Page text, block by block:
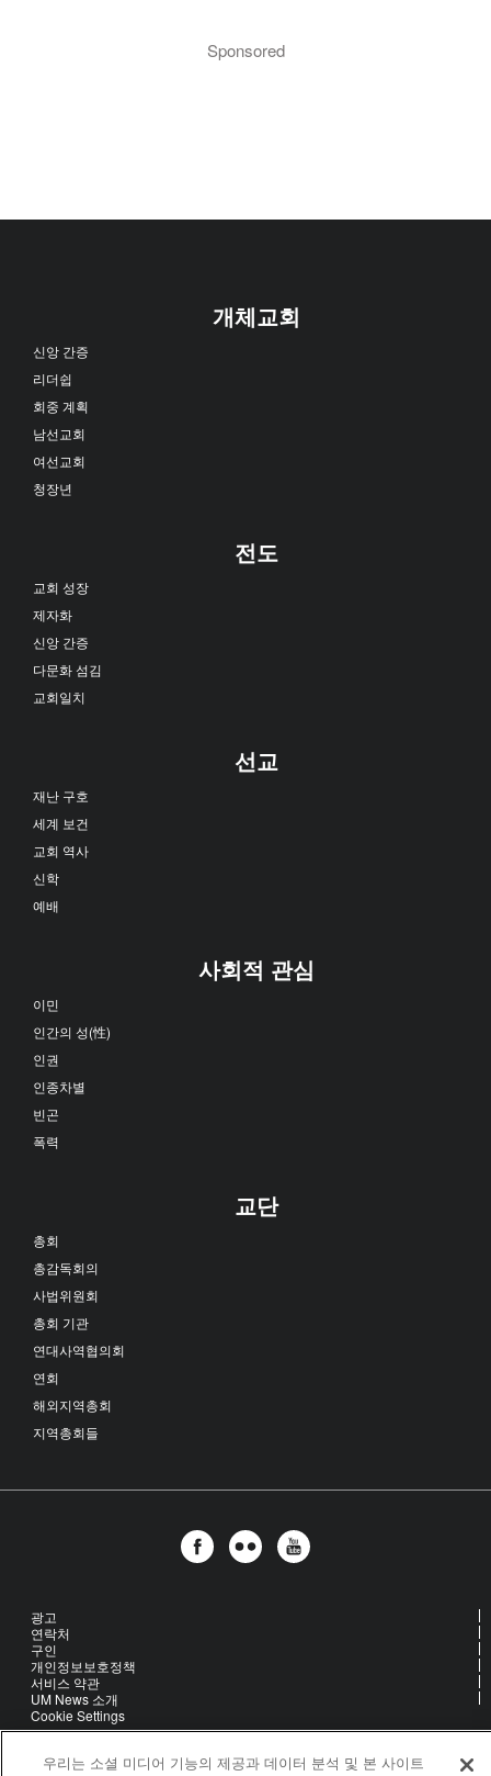
Sponsored
개체교회
신앙 간증
리더쉽
회중 계획
남선교회
여선교회
청장년
전도
교회 성장
제자화
신앙 간증
다문화 섬김
교회일치
선교
재난 구호
세계 보건
교회 역사
신학
예배
사회적 관심
이민
인간의 성(性)
인권
인종차별
빈곤
폭력
교단
총회
총감독회의
사법위원회
총회 기관
연대사역협의회
연회
해외지역총회
지역총회들
광고
연락처
구인
개인정보보호정책
서비스 약관
UM News 소개
Cookie Settings
우리는 소셜 미디어 기능의 제공과 데이터 분석 및 본 사이트